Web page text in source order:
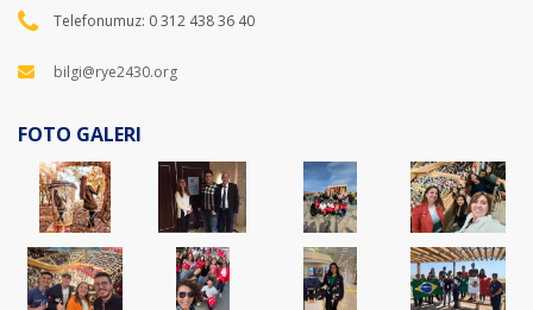
Telefonumuz: 0 312 438 36 40
bilgi@rye2430.org
FOTO GALERI